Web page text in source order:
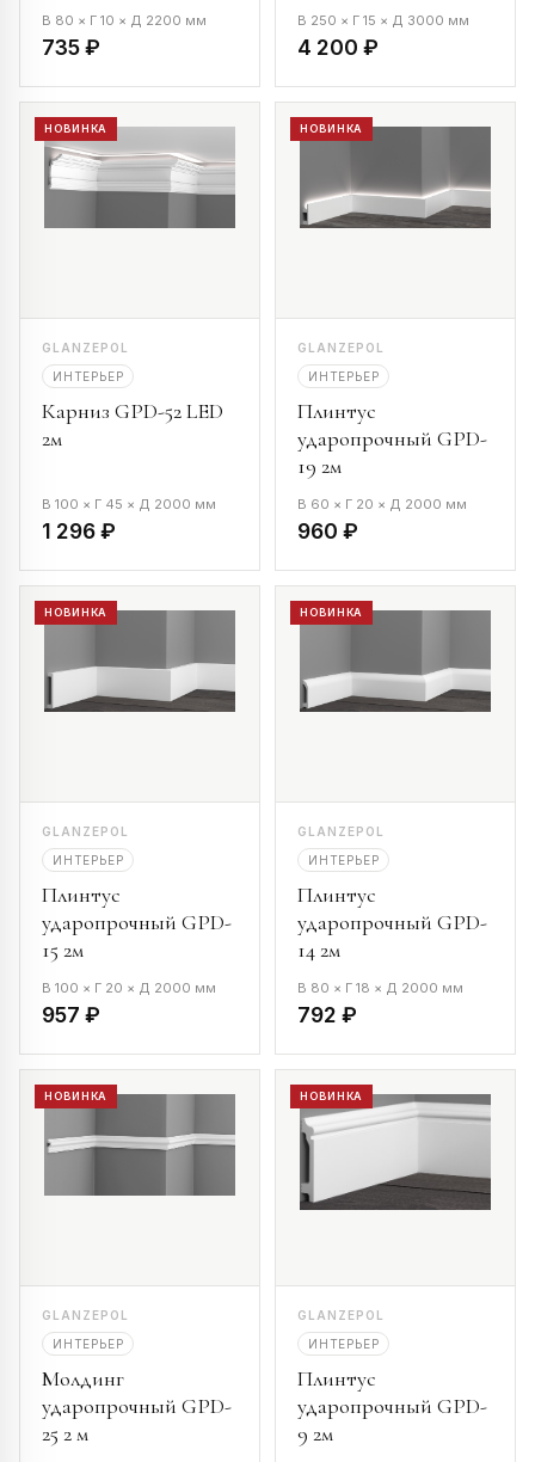
В 80 × Г 10 × Д 2200 мм
735 ₽
В 250 × Г 15 × Д 3000 мм
4 200 ₽
НОВИНКА
GLANZEPOL
ИНТЕРЬЕР
Карниз GPD-52 LED
2м
В 100 × Г 45 × Д 2000 мм
1 296 ₽
НОВИНКА
GLANZEPOL
ИНТЕРЬЕР
Плинтус
ударопрочный GPD-
19 2м
В 60 × Г 20 × Д 2000 мм
960 ₽
НОВИНКА
GLANZEPOL
ИНТЕРЬЕР
Плинтус
ударопрочный GPD-
15 2м
В 100 × Г 20 × Д 2000 мм
957 ₽
НОВИНКА
GLANZEPOL
ИНТЕРЬЕР
Плинтус
ударопрочный GPD-
14 2м
В 80 × Г 18 × Д 2000 мм
792 ₽
НОВИНКА
GLANZEPOL
ИНТЕРЬЕР
Молдинг
ударопрочный GPD-
25 2 м
НОВИНКА
GLANZEPOL
ИНТЕРЬЕР
Плинтус
ударопрочный GPD-
9 2м